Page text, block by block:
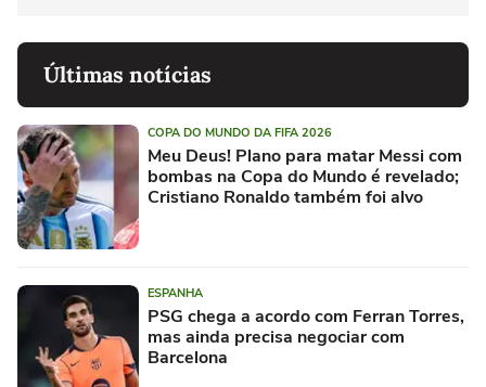
Últimas notícias
COPA DO MUNDO DA FIFA 2026
Meu Deus! Plano para matar Messi com
bombas na Copa do Mundo é revelado;
Cristiano Ronaldo também foi alvo
ESPANHA
PSG chega a acordo com Ferran Torres,
mas ainda precisa negociar com
Barcelona